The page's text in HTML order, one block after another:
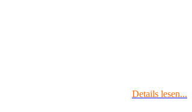
Details lesen...